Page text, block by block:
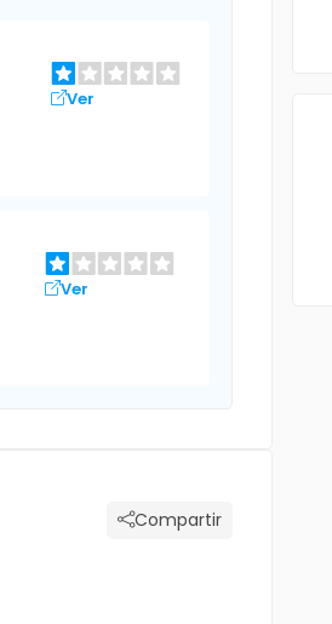
Ver
Ver
Compartir